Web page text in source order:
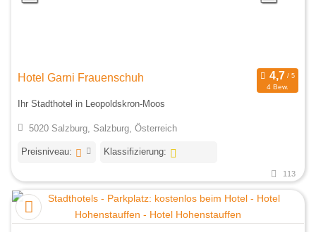
Hotel Garni Frauenschuh
4 Bew.
Ihr Stadthotel in Leopoldskron-Moos
5020 Salzburg, Salzburg, Österreich
Preisniveau: Klassifizierung:
113